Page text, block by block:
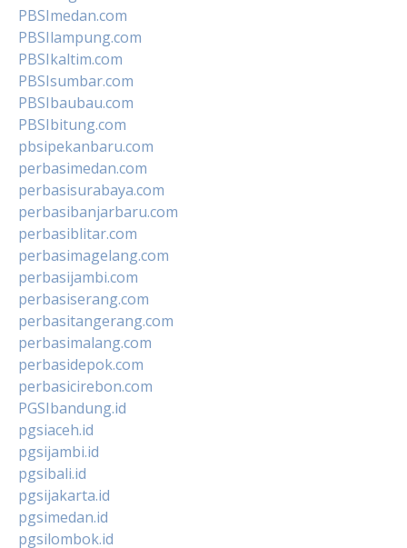
PBSImedan.com
PBSIlampung.com
PBSIkaltim.com
PBSIsumbar.com
PBSIbaubau.com
PBSIbitung.com
pbsipekanbaru.com
perbasimedan.com
perbasisurabaya.com
perbasibanjarbaru.com
perbasiblitar.com
perbasimagelang.com
perbasijambi.com
perbasiserang.com
perbasitangerang.com
perbasimalang.com
perbasidepok.com
perbasicirebon.com
PGSIbandung.id
pgsiaceh.id
pgsijambi.id
pgsibali.id
pgsijakarta.id
pgsimedan.id
pgsilombok.id